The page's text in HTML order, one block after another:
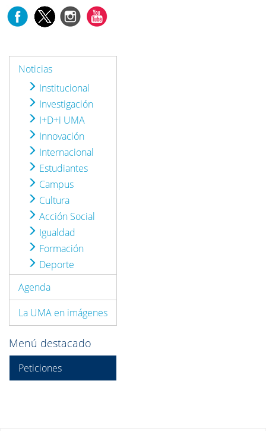
Noticias
Institucional
Investigación
I+D+i UMA
Innovación
Internacional
Estudiantes
Campus
Cultura
Acción Social
Igualdad
Formación
Deporte
Agenda
La UMA en imágenes
Menú destacado
Peticiones